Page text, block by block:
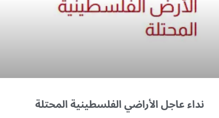
نداء عاجل الأراضي الفلسطينية المحتلة